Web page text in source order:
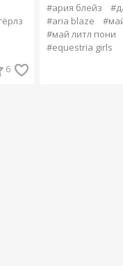
6
#ария блейз
#aria blaze
#май литл пони
#equestria girls